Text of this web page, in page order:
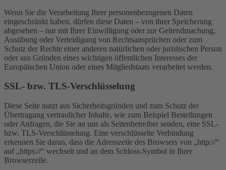
Wenn Sie die Verarbeitung Ihrer personenbezogenen Daten
eingeschränkt haben, dürfen diese Daten – von ihrer Speicherung
abgesehen – nur mit Ihrer Einwilligung oder zur Geltendmachung,
Ausübung oder Verteidigung von Rechtsansprüchen oder zum
Schutz der Rechte einer anderen natürlichen oder juristischen Person
oder aus Gründen eines wichtigen öffentlichen Interesses der
Europäischen Union oder eines Mitgliedstaats verarbeitet werden.
SSL- bzw. TLS-Verschlüsselung
Diese Seite nutzt aus Sicherheitsgründen und zum Schutz der
Übertragung vertraulicher Inhalte, wie zum Beispiel Bestellungen
oder Anfragen, die Sie an uns als Seitenbetreiber senden, eine SSL-
bzw. TLS-Verschlüsselung. Eine verschlüsselte Verbindung
erkennen Sie daran, dass die Adresszeile des Browsers von „http://“
auf „https://“ wechselt und an dem Schloss-Symbol in Ihrer
Browserzeile.